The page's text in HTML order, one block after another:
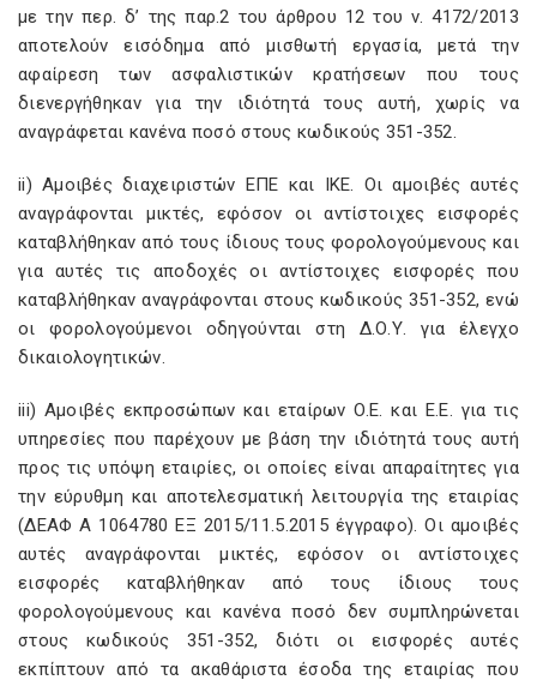
με την περ. δ’ της παρ.2 του άρθρου 12 του ν. 4172/2013
αποτελούν εισόδημα από μισθωτή εργασία, μετά την
αφαίρεση των ασφαλιστικών κρατήσεων που τους
διενεργήθηκαν για την ιδιότητά τους αυτή, χωρίς να
αναγράφεται κανένα ποσό στους κωδικούς 351-352.
ii) Αμοιβές διαχειριστών ΕΠΕ και IKE. Οι αμοιβές αυτές
αναγράφονται μικτές, εφόσον οι αντίστοιχες εισφορές
καταβλήθηκαν από τους ίδιους τους φορολογούμενους και
για αυτές τις αποδοχές οι αντίστοιχες εισφορές που
καταβλήθηκαν αναγράφονται στους κωδικούς 351-352, ενώ
οι φορολογούμενοι οδηγούνται στη Δ.Ο.Υ. για έλεγχο
δικαιολογητικών.
iii) Αμοιβές εκπροσώπων και εταίρων O.E. και Ε.Ε. για τις
υπηρεσίες που παρέχουν με βάση την ιδιότητά τους αυτή
προς τις υπόψη εταιρίες, οι οποίες είναι απαραίτητες για
την εύρυθμη και αποτελεσματική λειτουργία της εταιρίας
(ΔΕΑΦ Α 1064780 ΕΞ 2015/11.5.2015 έγγραφο). Οι αμοιβές
αυτές αναγράφονται μικτές, εφόσον οι αντίστοιχες
εισφορές καταβλήθηκαν από τους ίδιους τους
φορολογούμενους και κανένα ποσό δεν συμπληρώνεται
στους κωδικούς 351-352, διότι οι εισφορές αυτές
εκπίπτουν από τα ακαθάριστα έσοδα της εταιρίας που